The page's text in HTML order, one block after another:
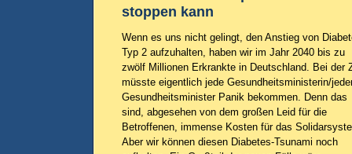
stoppen kann
Wenn es uns nicht gelingt, den Anstieg von
Typ 2 aufzuhalten, haben wir im Jahr 2040 bis zu
zwölf Millionen Erkrankte in Deutschland. Bei der
müsste eigentlich jede Gesundheitsministerin/
Gesundheitsminister Panik bekommen. Denn das
sind, abgesehen von dem großen Leid für die
Betroffenen, immense Kosten für das
Aber wir können diesen Diabetes-Tsunami noch